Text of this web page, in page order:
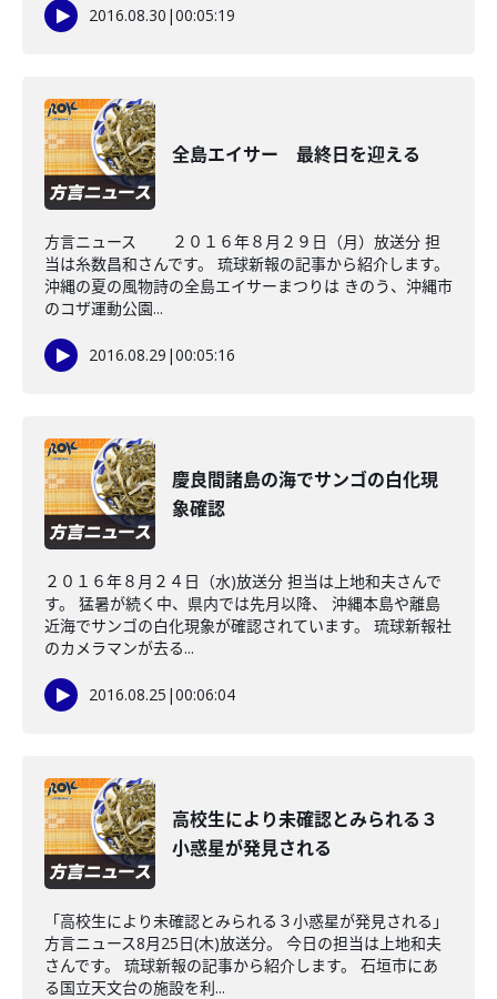
2016.08.30 |00:05:19
全島エイサー 最終日を迎える
方言ニュース ２０１６年８月２９日（月）放送分 担
当は糸数昌和さんです。 琉球新報の記事から紹介します。
沖縄の夏の風物詩の全島エイサーまつりは きのう、沖縄市
のコザ運動公園...
2016.08.29 |00:05:16
慶良間諸島の海でサンゴの白化現
象確認
２０１６年８月２４日（水)放送分 担当は上地和夫さんで
す。 猛暑が続く中、県内では先月以降、 沖縄本島や離島
近海でサンゴの白化現象が確認されています。 琉球新報社
のカメラマンが去る...
2016.08.25 |00:06:04
高校生により未確認とみられる３
小惑星が発見される
「高校生により未確認とみられる３小惑星が発見される」
方言ニュース8月25日(木)放送分。 今日の担当は上地和夫
さんです。 琉球新報の記事から紹介します。 石垣市にあ
る国立天文台の施設を利...